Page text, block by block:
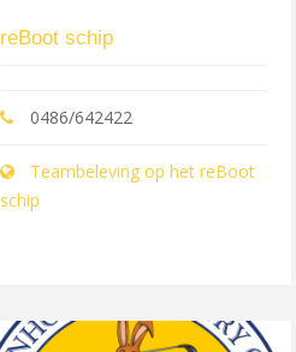
reBoot schip
0486/642422
Teambeleving op het reBoot
schip